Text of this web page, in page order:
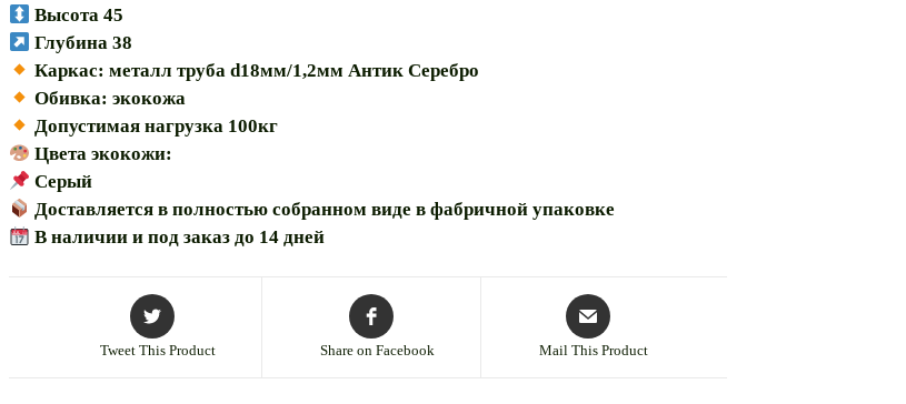
Высота 45
Глубина 38
Каркас: металл труба d18мм/1,2мм Антик Серебро
Обивка: экокожа
Допустимая нагрузка 100кг
Цвета экокожи:
Серый
Доставляется в полностью собранном виде в фабричной упаковке
В наличии и под заказ до 14 дней
Tweet This Product Share on Facebook Mail This Product